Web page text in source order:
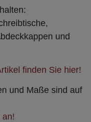
und
finden Sie hier!
und Maße sind auf
an!